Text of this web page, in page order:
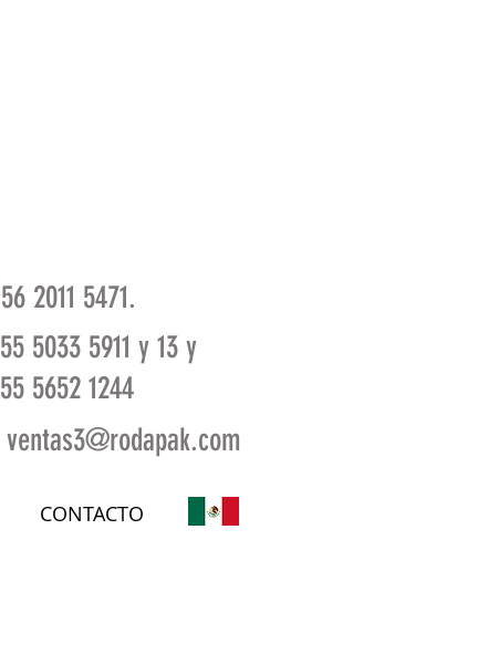
56 2011 5471.
55 5033 5911 y 13 y
55 5652 1244
ventas3@rodapak.com
CONTACTO